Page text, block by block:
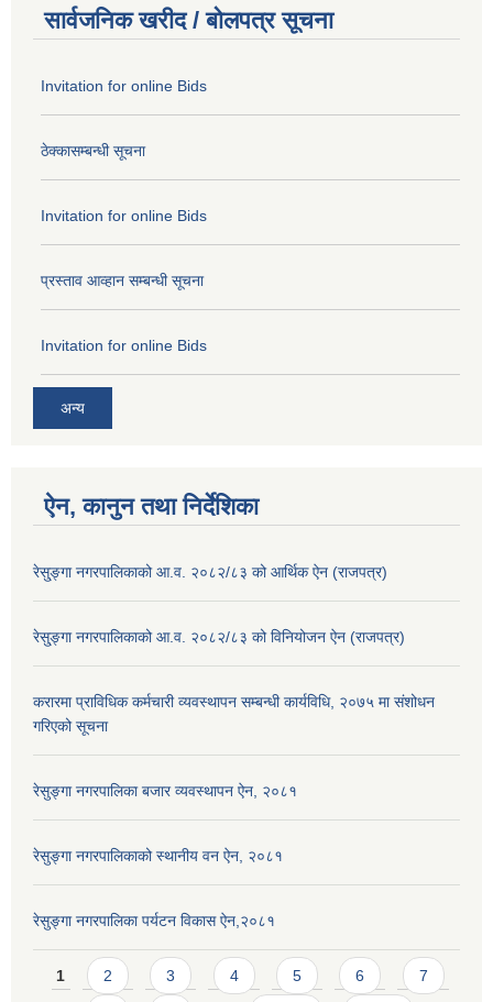
सार्वजनिक खरीद / बोलपत्र सूचना
Invitation for online Bids
ठेक्कासम्बन्धी सूचना
Invitation for online Bids
प्रस्ताव आव्हान सम्बन्धी सूचना
Invitation for online Bids
अन्य
ऐन, कानुन तथा निर्देशिका
रेसु्ङ्गा नगरपालिकाको आ.व. २०८२/८३ को आर्थिक ऐन (राजपत्र)
रेसु्ङ्गा नगरपालिकाको आ.व. २०८२/८३ को विनियोजन ऐन (राजपत्र)
करारमा प्राविधिक कर्मचारी व्यवस्थापन सम्बन्धी कार्यविधि, २०७५ मा संशोधन
गरिएको सूचना
रेसुङ्गा नगरपालिका बजार व्यवस्थापन ऐन, २०८१
रेसुङ्गा नगरपालिकाको स्थानीय वन ऐन, २०८१
रेसुङ्गा नगरपालिका पर्यटन विकास ऐन,२०८१
Pages
1 2 3 4 5 6 7